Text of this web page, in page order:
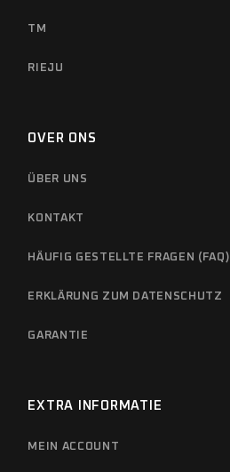
TM
RIEJU
OVER ONS
ÜBER UNS
KONTAKT
HÄUFIG GESTELLTE FRAGEN (FAQ)
ERKLÄRUNG ZUM DATENSCHUTZ
GARANTIE
EXTRA INFORMATIE
MEIN ACCOUNT